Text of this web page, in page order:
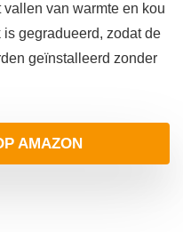
van warmte en kou
gegradueerd, zodat de
geïnstalleerd zonder
AMAZON